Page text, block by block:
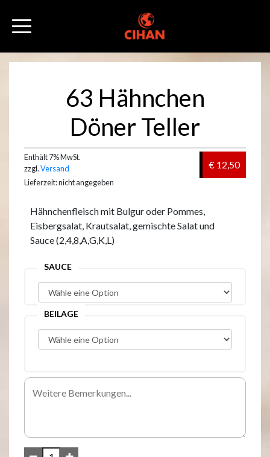
63 Hähnchen
Döner Teller
€ 12,50
Enthält 7% MwSt.
zzgl.Versand
Lieferzeit: nicht angegeben
Hähnchenfleisch mit Bulgur oder Pommes,
Eisbergsalat, Krautsalat, gemischte Salat und
Sauce (2,4,8,A,G,K,L)
SAUCE
BEILAGE